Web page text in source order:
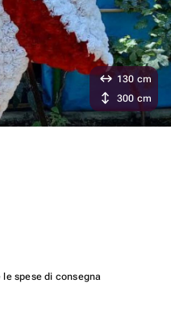
le spese di consegna
130 cm
300 cm